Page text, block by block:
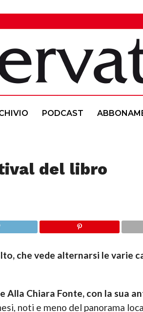
PODCAST
del libro
che vede alternarsi le varie
Alla Chiara Fonte, con la sua
noti e meno del panorama